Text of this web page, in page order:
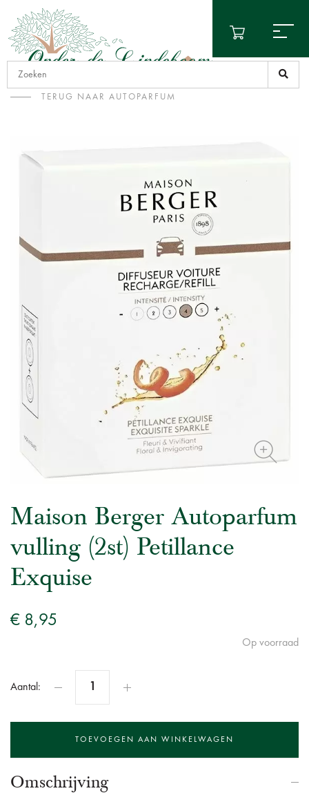
TERUG NAAR AUTOPARFUM
Maison Berger Autoparfum
vulling (2st) Petillance
Exquise
€ 8,95
Op voorraad
Aantal:
Omschrijving